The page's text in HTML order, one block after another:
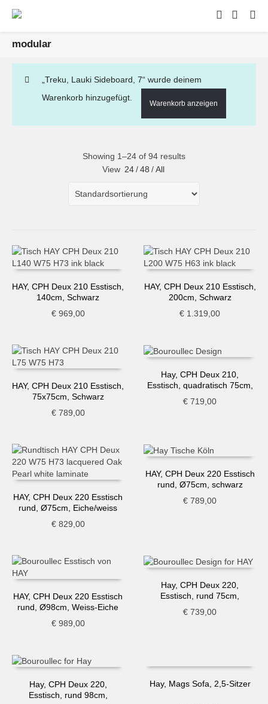
modular
„Treku, Lauki Sideboard, 7“ wurde deinem
Warenkorb hinzugefügt.
Warenkorb anzeigen
Showing 1–24 of 94 results
View 24 / 48 / All
HAY, CPH Deux 210 Esstisch,
140cm, Schwarz
€969,00
HAY, CPH Deux 210 Esstisch,
200cm, Schwarz
€ 1.319,00
HAY, CPH Deux 210 Esstisch,
75x75cm, Schwarz
€789,00
Hay, CPH Deux 210,
Esstisch, quadratisch 75cm,
€ 719,00
HAY, CPH Deux 220 Esstisch
rund, Ø75cm, Eiche/weiss
€829,00
HAY, CPH Deux 220 Esstisch
rund, Ø75cm, schwarz
€ 789,00
HAY, CPH Deux 220 Esstisch
rund, Ø98cm, Weiss-Eiche
€989,00
Hay, CPH Deux 220,
Esstisch, rund 75cm,
€ 739,00
Hay, CPH Deux 220,
Esstisch, rund 98cm,
Hay, Mags Sofa, 2,5-Sitzer